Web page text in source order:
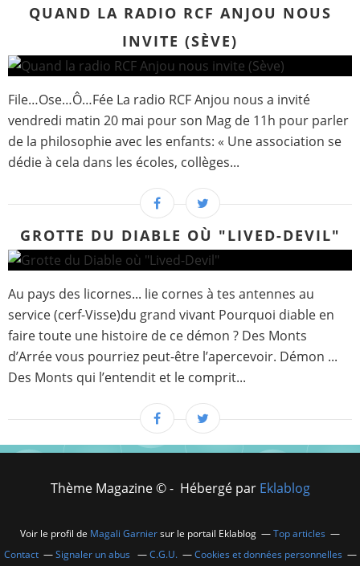
QUAND LA RADIO RCF ANJOU NOUS
INVITE (SÈVE)
File…Ose…Ô…Fée La radio RCF Anjou nous a invité
vendredi matin 20 mai pour son Mag de 11h pour parler
de la philosophie avec les enfants: « Une association se
dédie à cela dans les écoles, collèges...
GROTTE DU DIABLE OÙ "LIVED-DEVIL"
Au pays des licornes... lie cornes à tes antennes au
service (cerf-Visse)du grand vivant Pourquoi diable en
faire toute une histoire de ce démon ? Des Monts
d’Arrée vous pourriez peut-être l’apercevoir. Démon ...
Des Monts qui l’entendit et le comprit...
Thème Magazine © - Hébergé par Eklablog
Voir le profil de Magali Garniersur le portail Eklablog
Top articles
Contact
Signaler un abus C.G.U. Cookies et données personnelles